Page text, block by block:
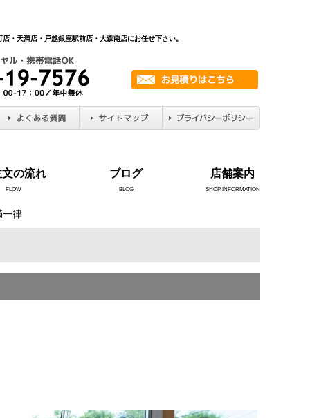
・天満店・戸越銀座駅前店・大森南店にお任せ下さい。
文の流れ
FLOW
ブログ
BLOG
店舗案内
SHOP INFORMATION
一律